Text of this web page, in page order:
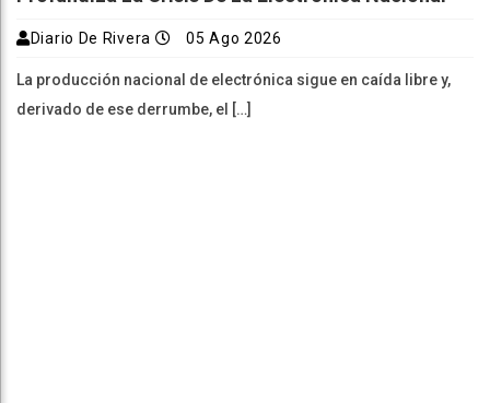
Diario De Rivera 05 Ago 2026
La producción nacional de electrónica sigue en caída libre y,
derivado de ese derrumbe, el […]